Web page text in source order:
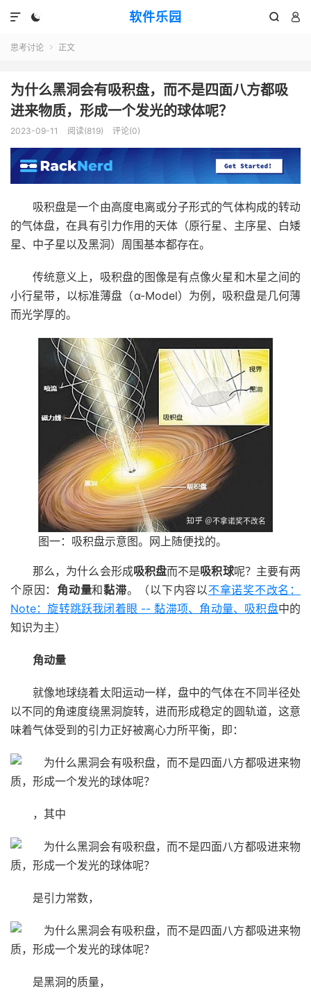
软件乐园 
 

思考讨论  正文
为什么黑洞会有吸积盘，而不是四面八方都吸
进来物质，形成一个发光的球体呢？
2023-09-11 阅读(819) 评论(0)
吸积盘是一个由高度电离或分子形式的气体构成的转动
的气体盘，在具有引力作用的天体（原行星、主序星、白矮
星、中子星以及黑洞）周围基本都存在。
传统意义上，吸积盘的图像是有点像火星和木星之间的
小行星带，以标准薄盘（α-Model）为例，吸积盘是几何薄
而光学厚的。
图一：吸积盘示意图。网上随便找的。
那么，为什么会形成吸积盘而不是吸积球呢？主要有两
个原因： 角动量和黏滞。（以下内容以不拿诺奖不改名：
Note：旋转跳跃我闭着眼 -- 黏滞项、角动量、吸积盘中的
知识为主）
角动量
就像地球绕着太阳运动一样，盘中的气体在不同半径处
以不同的角速度绕黑洞旋转，进而形成稳定的圆轨道，这意
味着气体受到的引力正好被离心力所平衡，即：
，其中
是引力常数，
是黑洞的质量，